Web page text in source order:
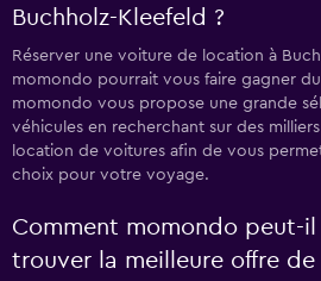
Buchholz-Kleefeld ?
Réserver une voiture de location à
momondo pourrait vous faire gagner
momondo vous propose une grande
véhicules en recherchant sur des
location de voitures afin de vous
choix pour votre voyage.
Comment momondo peut-il
trouver la meilleure offre